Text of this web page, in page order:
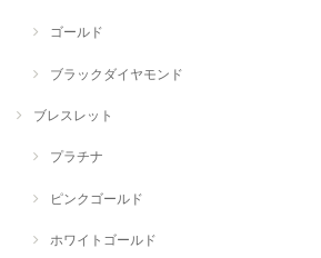
ゴールド
ブラックダイヤモンド
ブレスレット
プラチナ
ピンクゴールド
ホワイトゴールド